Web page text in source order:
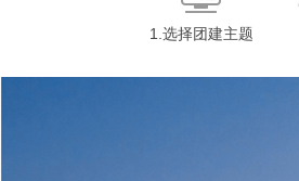
1.选择团建主题